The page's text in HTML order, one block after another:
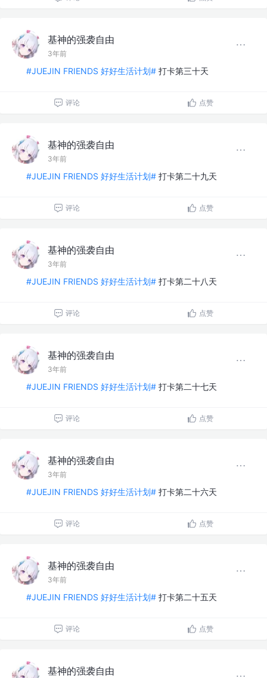
基神的强袭自由
3年前
#JUEJIN FRIENDS 好好生活计划# 打卡第三十天
评论 点赞
基神的强袭自由
3年前
#JUEJIN FRIENDS 好好生活计划# 打卡第二十九天
评论 点赞
基神的强袭自由
3年前
#JUEJIN FRIENDS 好好生活计划# 打卡第二十八天
评论 点赞
基神的强袭自由
3年前
#JUEJIN FRIENDS 好好生活计划# 打卡第二十七天
评论 点赞
基神的强袭自由
3年前
#JUEJIN FRIENDS 好好生活计划# 打卡第二十六天
评论 点赞
基神的强袭自由
3年前
#JUEJIN FRIENDS 好好生活计划# 打卡第二十五天
评论 点赞
基神的强袭自由